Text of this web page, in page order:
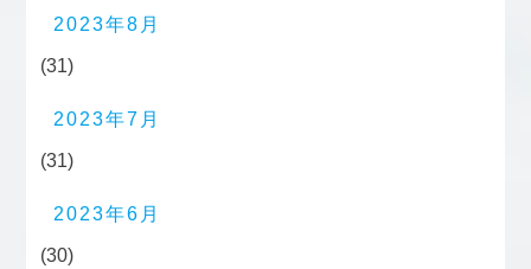
2023年8月
(31)
2023年7月
(31)
2023年6月
(30)